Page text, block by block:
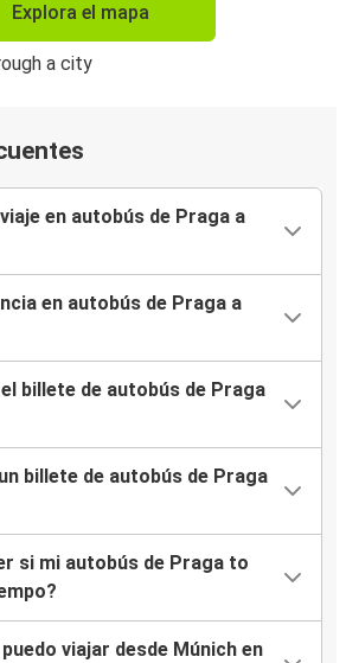
Explora el mapa
en autobús de Praga a
en autobús de Praga a
billete de autobús de Praga
billete de autobús de Praga
si mi autobús de Praga to
viajar desde Múnich en